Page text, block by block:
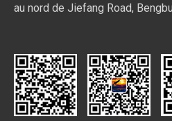
au nord de Jiefang Road,